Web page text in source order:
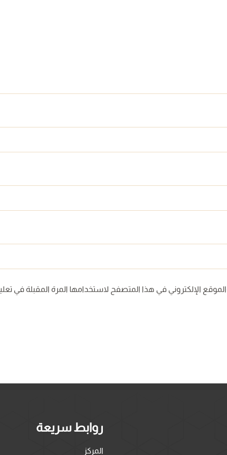
الإلكتروني في هذا المتصفح لاستخدامها المرة المقبلة في
روابط سريعة
المركز